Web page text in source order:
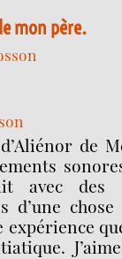
mon père.
de
avec des
d’une
expérience